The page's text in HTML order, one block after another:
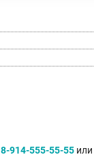
8-914-555-55-55 или